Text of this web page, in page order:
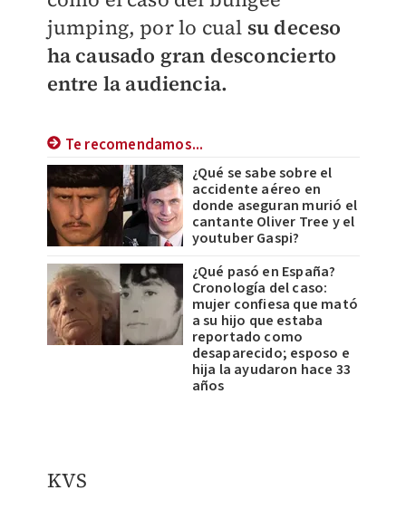
jumping, por lo cual su deceso
ha causado gran desconcierto
entre la audiencia.
Te recomendamos...
¿Qué se sabe sobre el
accidente aéreo en
donde aseguran murió el
cantante Oliver Tree y el
youtuber Gaspi?
¿Qué pasó en España?
Cronología del caso:
mujer confiesa que mató
a su hijo que estaba
reportado como
desaparecido; esposo e
hija la ayudaron hace 33
años
KVS